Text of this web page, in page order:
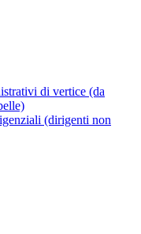
di vertice (da
(dirigenti non